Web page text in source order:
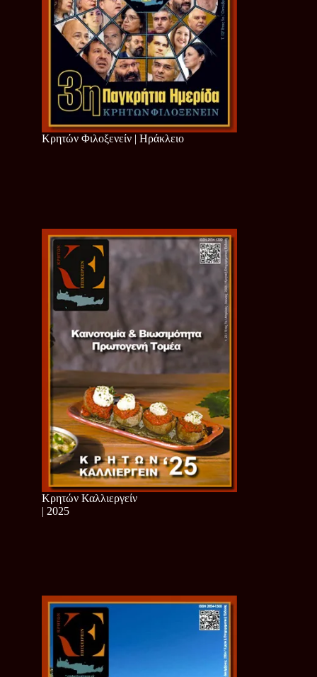
Κρητών Φιλοξενείν | Ηράκλειο
Κρητών Καλλιεργείν
| 2025